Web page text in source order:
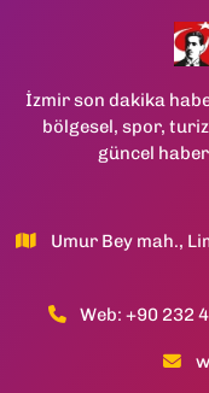
İzmir son dakika
bölgesel, spor,
güncel
Umur Bey mah.,
Web: +90 232